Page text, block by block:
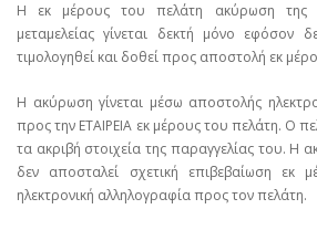
Η εκ μέρους του πελάτη ακύρωση της
μεταμελείας γίνεται δεκτή μόνο εφόσον
τιμολογηθεί και δοθεί προς αποστολή εκ
Η ακύρωση γίνεται μέσω αποστολής
προς την ΕΤΑΙΡΕΙΑ εκ μέρους του πελάτη. Ο
τα ακριβή στοιχεία της παραγγελίας του. Η
δεν αποσταλεί σχετική επιβεβαίωση εκ
ηλεκτρονική αλληλογραφία προς τον πελάτη.